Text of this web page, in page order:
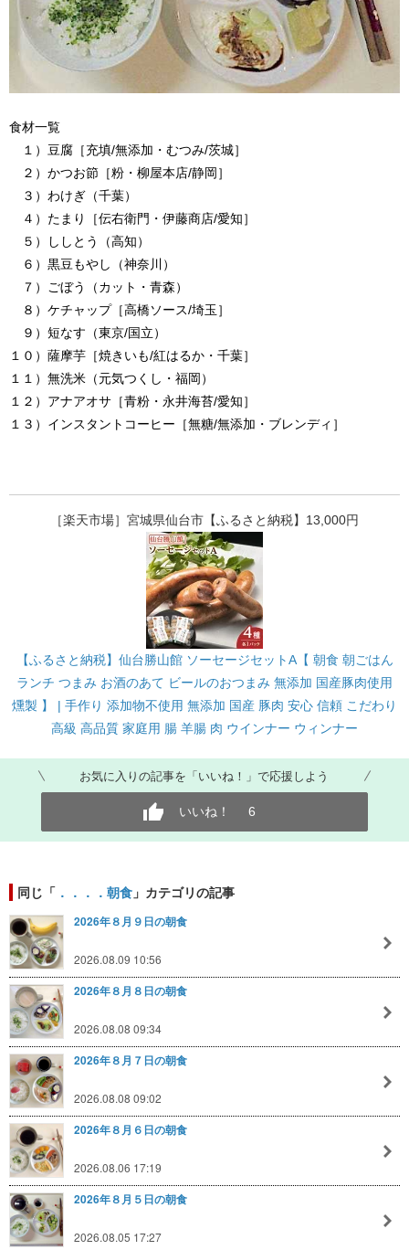
食材一覧
１）豆腐［充填/無添加・むつみ/茨城］
２）かつお節［粉・柳屋本店/静岡］
３）わけぎ（千葉）
４）たまり［伝右衛門・伊藤商店/愛知］
５）ししとう（高知）
６）黒豆もやし（神奈川）
７）ごぼう（カット・青森）
８）ケチャップ［高橋ソース/埼玉］
９）短なす（東京/国立）
１０）薩摩芋［焼きいも/紅はるか・千葉］
１１）無洗米（元気つくし・福岡）
１２）アナアオサ［青粉・永井海苔/愛知］
１３）インスタントコーヒー［無糖/無添加・ブレンディ］
［楽天市場］宮城県仙台市【ふるさと納税】13,000円
【ふるさと納税】仙台勝山館 ソーセージセットA【 朝食 朝ごはん
ランチ つまみ お酒のあて ビールのおつまみ 無添加 国産豚肉使用
燻製 】 | 手作り 添加物不使用 無添加 国産 豚肉 安心 信頼 こだわり
高級 高品質 家庭用 腸 羊腸 肉 ウインナー ウィンナー
お気に入りの記事を「いいね！」で応援しよう
いいね！ 6
同じ「 ．．．．朝食 」カテゴリの記事
2026年８月９日の朝食
2026.08.09 10:56
2026年８月８日の朝食
2026.08.08 09:34
2026年８月７日の朝食
2026.08.08 09:02
2026年８月６日の朝食
2026.08.06 17:19
2026年８月５日の朝食
2026.08.05 17:27